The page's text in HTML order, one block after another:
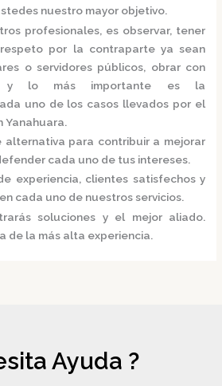
nuestro mayor objetivo.
profesionales, es observar, tener
por la contraparte ya sean
o servidores públicos, obrar con
y lo más importante es la
uno de los casos llevados por el
Yanahuara.
alternativa para contribuir a mejorar
cada uno de tus intereses.
experiencia, clientes satisfechos y
cada uno de nuestros servicios.
soluciones y el mejor aliado.
de la más alta experiencia.
Ayuda ?